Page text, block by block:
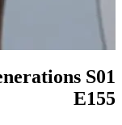
S01
E155